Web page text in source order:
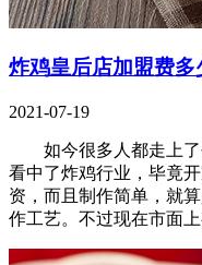
炸鸡皇后店加盟费
2021-07-19
如今很多人都走上了
看中了炸鸡行业，毕竟
资，而且制作简单，就
作工艺。不过现在市面